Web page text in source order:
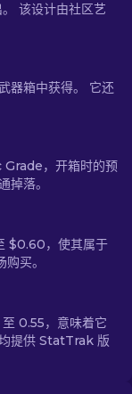
该设计由社区艺
器箱中获得。 它还
，开箱时的预
落。
$0.60，使其属于
买。
0.55，意味着它
提供 StatTrak 版